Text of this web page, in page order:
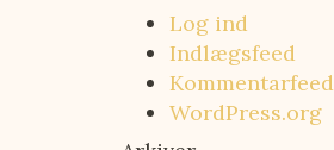
Log ind
Indlægsfeed
Kommentarfeed
WordPress.org